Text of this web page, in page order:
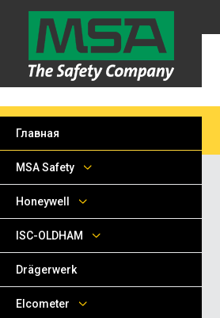
Главная
MSA Safety
Honeywell
ISC-OLDHAM
Drägerwerk
Elcometer